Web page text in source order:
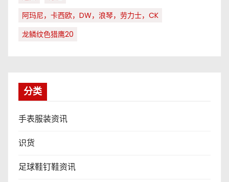
阿玛尼，卡西欧，DW，浪琴，劳力士，CK
龙鳞纹色猎鹰20
分类
手表服装资讯
识货
足球鞋钉鞋资讯